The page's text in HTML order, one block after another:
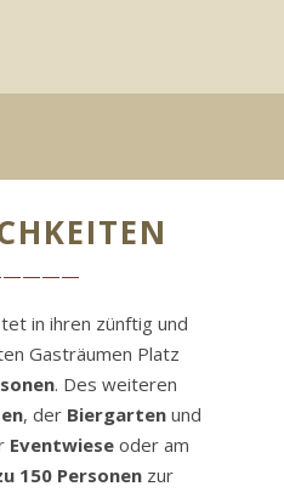
in ihren zünftig und
Gasträumen Platz
. Des weiteren
, der Biergartenund
Eventwieseoder am
150 Personen zur